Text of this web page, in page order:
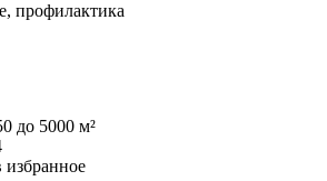
профилактика
до 5000 м²
избранное